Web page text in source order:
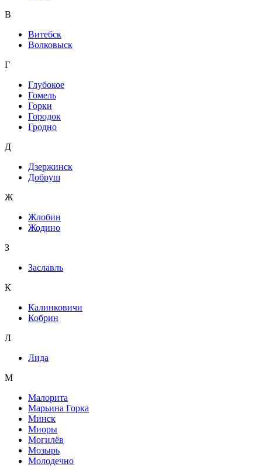
В
Витебск
Волковыск
Г
Глубокое
Гомель
Горки
Городок
Гродно
Д
Дзержинск
Добруш
Ж
Жлобин
Жодино
З
Заславль
К
Калинковичи
Кобрин
Л
Лида
М
Малорита
Марьина Горка
Минск
Миоры
Могилёв
Мозырь
Молодечно